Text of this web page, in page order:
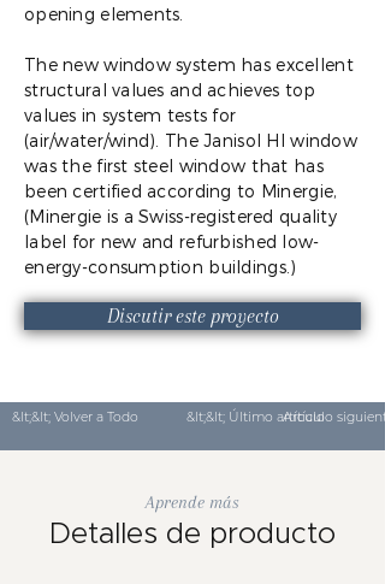
opening elements.
The new window system has excellent
structural values and achieves top
values in system tests for
(air/water/wind). The Janisol HI window
was the first steel window that has
been certified according to Minergie,
(Minergie is a Swiss-registered quality
label for new and refurbished low-
energy-consumption buildings.)
Discutir este proyecto
&lt;&lt; Volver a Todo &lt;&lt; Último artículo
Artículo
Aprende más
Detalles de producto